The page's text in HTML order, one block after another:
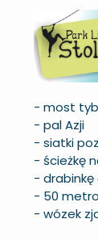
- most
- pal Azji
- siatki
- ścieżkę
-
- 50
- wózek